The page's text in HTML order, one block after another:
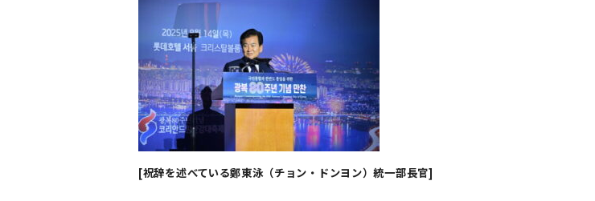
[祝辞を述べている鄭東泳（チョン・ドンヨン）統一部長官]